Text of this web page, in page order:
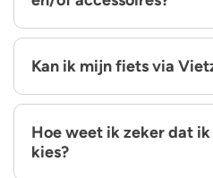
Kan ik mijn fiets via
Hoe weet ik zeker dat
kies?